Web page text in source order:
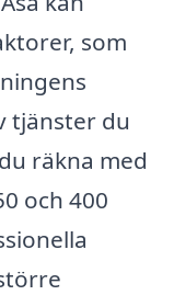
som
tjänster du
räkna med
och 400